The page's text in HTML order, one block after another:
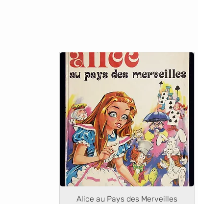
Alice au Pays des Merveilles